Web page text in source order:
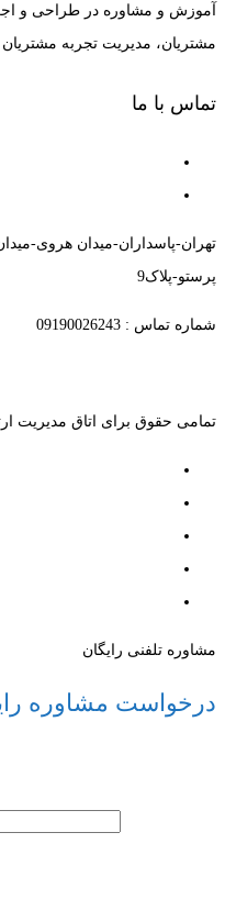
آموزش و مشاوره در طراحی و
مشتریان، مدیریت تجربه مشتریان
تماس با ما
تهران-پاسداران-میدان هروی-
پرستو-پلاک9
شماره تماس : 09190026243
تمامی حقوق برای اتاق مدیریت
مشاوره تلفنی رایگان
درخواست مشاوره